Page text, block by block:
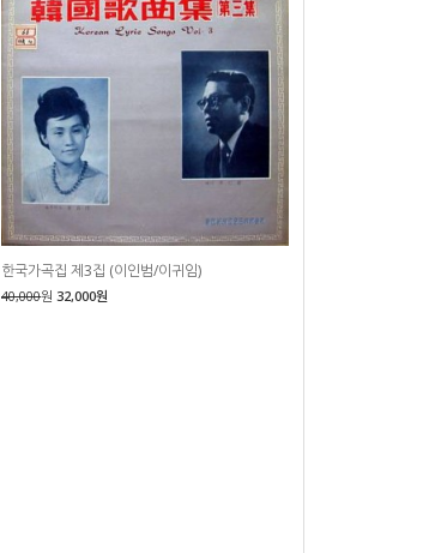
한국가곡집 제3집 (이인범/이귀임)
40,000원 32,000원